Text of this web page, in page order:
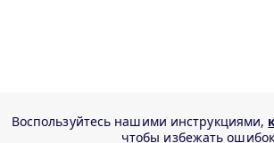
Воспользуйтесь нашими инструкциями,
чтобы избежать